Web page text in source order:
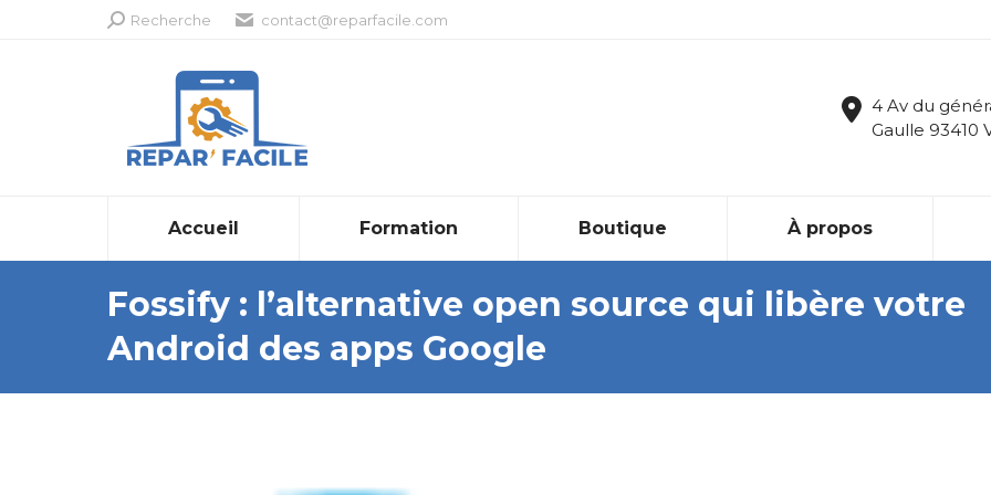
Recherche
Recherche contact@reparfacile.com
4 Av du
Gaulle 93410
Accueil Formation Boutique À propos
Fossify : l’alternative open source qui libère votre
Android des apps Google